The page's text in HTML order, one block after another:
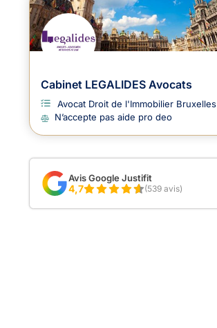
Cabinet LEGALIDES Avocats
Avocat Droit de l'Immobilier Bruxelles
N’accepte pas aide pro deo
Avis Google Justifit
4,7 (539 avis)